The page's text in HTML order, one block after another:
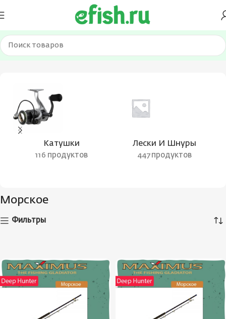
Главная Товар Тип Морское
Катушки
116 продуктов
Лески И Шнуры
447 продуктов
Морское
Фильтры